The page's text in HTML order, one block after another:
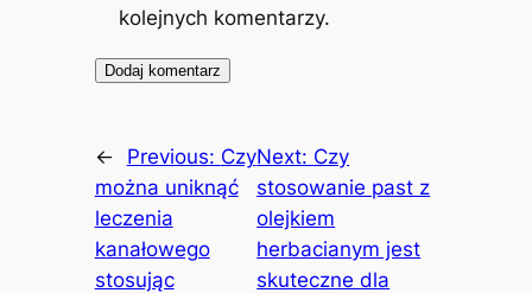
kolejnych komentarzy.
← Previous: Czy
można uniknąć
leczenia
kanałowego
stosując
Next: Czy
stosowanie past z
olejkiem
herbacianym jest
skuteczne dla